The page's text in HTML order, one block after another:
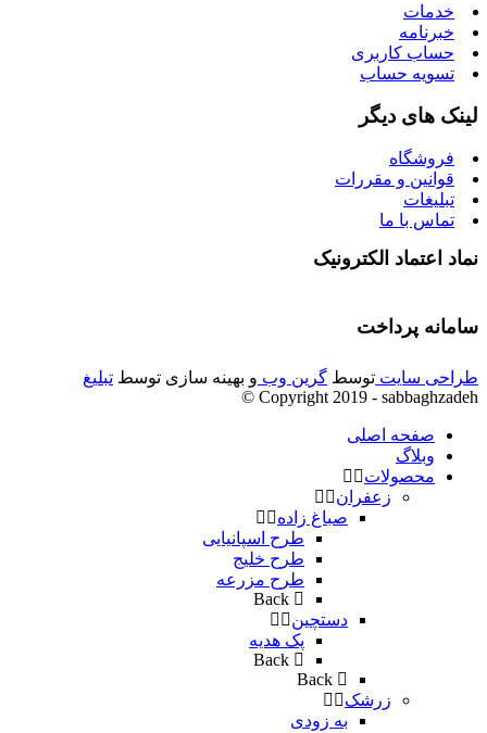
خدمات
خبرنامه
حساب کاربری
تسویه حساب
لینک های دیگر
فروشگاه
قوانین و مقررات
تبلیغات
تماس با ما
نماد اعتماد الکترونیک
سامانه پرداخت
طراحی سایت توسط گرین وب و بهینه سازی توسط تبلیغ
Copyright 2019 - sabbaghzadeh ©
صفحه اصلی
وبلاگ
محصولات
زعفران
صباغ زاده
طرح اسپانیایی
طرح خلیج
طرح مزرعه
دستچین
پک هدیه
زرشک
به زودی